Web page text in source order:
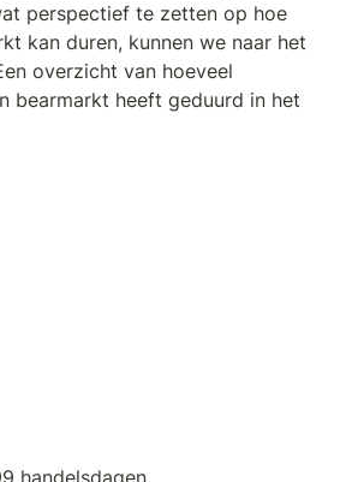
perspectief te zetten op hoe
kan duren, kunnen we naar het
overzicht van hoeveel
bearmarkt heeft geduurd in het